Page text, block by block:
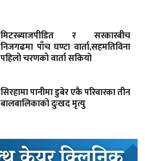
मिटरब्याजपीडित र सरकारबीच
निजगढमा पाँच घण्टा वार्ता,सहमतिविना
पहिलो चरणको वार्ता सकियो
सिरहामा पानीमा डुबेर एकै परिवारका तीन
बालबालिकाको दुःखद मृत्यु